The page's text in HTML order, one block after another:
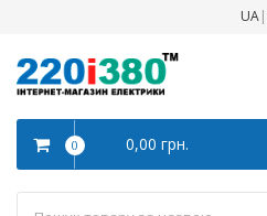
UA|
0 0,00 грн.